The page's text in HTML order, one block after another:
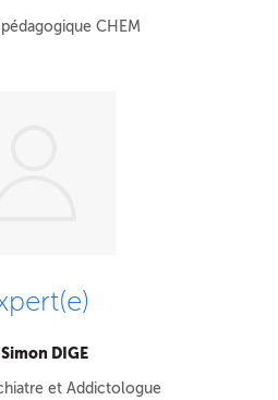
CHEM
Simon DIGE
et Addictologue